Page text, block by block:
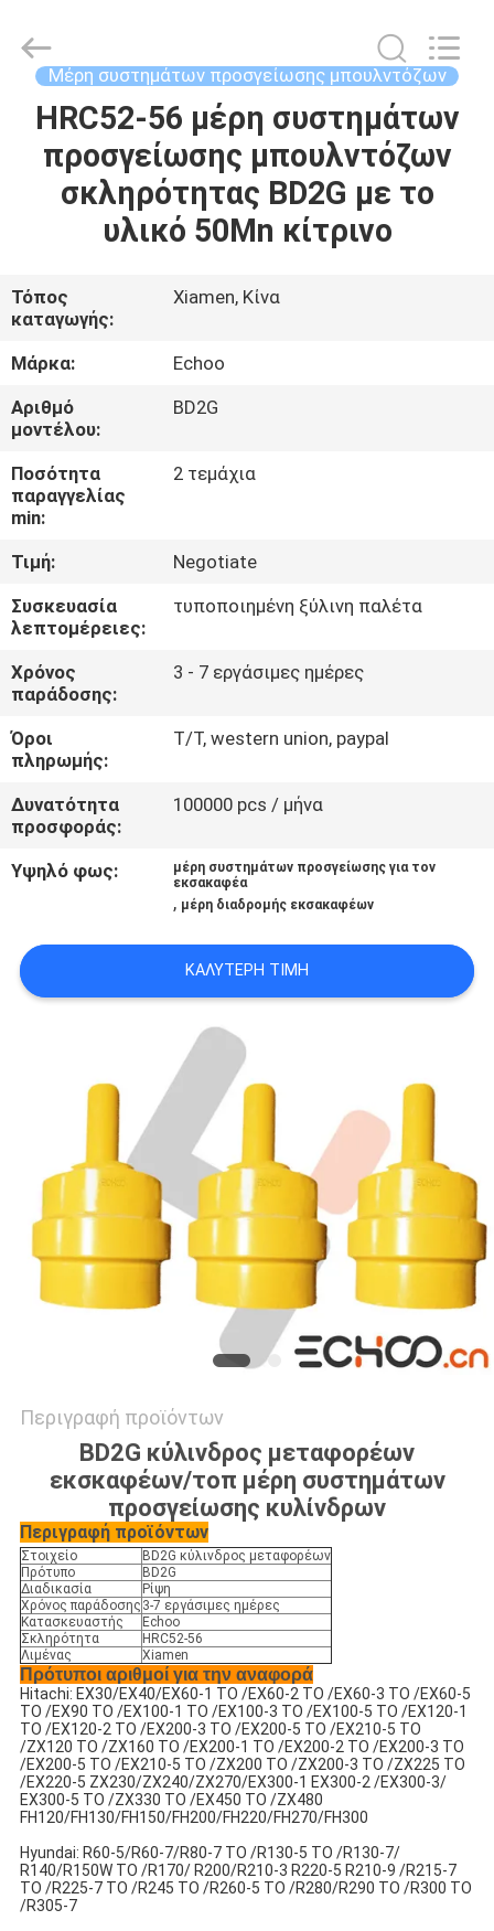
ΣΠΊΤΙ
ΠΡΟΪΌΝΤΑ
ΕΜΕΊΣ
ΓΎΡΟΣ
ΕΡΓΟΣΤΑΣΊΩΝ
ΠΟΙΟΤΙΚΌΣ
ΈΛΕΓΧΟΣ
ΕΙΔΉΣΕΙΣ
ΈΝΑ
ΑΠΌΣΠΑΣΜΑ
SITEMAP
PRIVACY
Corporation.
Reserved. Μέρη συστημάτων προσγείωσης μπουλντόζων
HRC52-56 μέρη συστημάτων
προσγείωσης μπουλντόζων
σκληρότητας BD2G με το
υλικό 50Mn κίτρινο
Τόπος
καταγωγής:
Xiamen, Κίνα
Μάρκα:
Echoo
Αριθμό
μοντέλου:
BD2G
Ποσότητα
παραγγελίας
min:
2 τεμάχια
Τιμή:
Negotiate
Συσκευασία
λεπτομέρειες:
τυποποιημένη ξύλινη παλέτα
Χρόνος
παράδοσης:
3 - 7 εργάσιμες ημέρες
Όροι
πληρωμής:
T/T, western union, paypal
Δυνατότητα
προσφοράς:
100000 pcs / μήνα
Υψηλό φως:
μέρη συστημάτων προσγείωσης για τον
εκσακαφέα
, μέρη διαδρομής εκσακαφέων
ΚΑΛΎΤΕΡΗ ΤΙΜΉ
Περιγραφή προϊόντων
BD2G κύλινδρος μεταφορέων
εκσκαφέων/τοπ μέρη συστημάτων
προσγείωσης κυλίνδρων
Περιγραφή προϊόντων
Στοιχείο
BD2G κύλινδρος μεταφορέων
Πρότυπο
BD2G
Διαδικασία
Ρίψη
Χρόνος παράδοσης 3-7 εργάσιμες ημέρες
Κατασκευαστής
Echoo
Σκληρότητα
HRC52-56
Λιμένας
Xiamen
Πρότυποι αριθμοί για την αναφορά
Hitachi: EX30/EX40/EX60-1 ΤΟ /EX60-2 ΤΟ /EX60-3 ΤΟ /EX60-5
ΤΟ /EX90 ΤΟ /EX100-1 ΤΟ /EX100-3 ΤΟ /EX100-5 ΤΟ /EX120-1
ΤΟ /EX120-2 ΤΟ /EX200-3 ΤΟ /EX200-5 ΤΟ /EX210-5 ΤΟ
/ZX120 ΤΟ /ZX160 ΤΟ /EX200-1 ΤΟ /EX200-2 ΤΟ /EX200-3 ΤΟ
/EX200-5 ΤΟ /EX210-5 ΤΟ /ZX200 ΤΟ /ZX200-3 ΤΟ /ZX225 ΤΟ
/EX220-5 ZX230/ZX240/ZX270/EX300-1 EX300-2 /EX300-3/
EX300-5 ΤΟ /ZX330 ΤΟ /EX450 ΤΟ /ZX480
FH120/FH130/FH150/FH200/FH220/FH270/FH300
Hyundai: R60-5/R60-7/R80-7 ΤΟ /R130-5 ΤΟ /R130-7/
R140/R150W ΤΟ /R170/ R200/R210-3 R220-5 R210-9 /R215-7
ΤΟ /R225-7 ΤΟ /R245 ΤΟ /R260-5 ΤΟ /R280/R290 ΤΟ /R300 ΤΟ
/R305-7